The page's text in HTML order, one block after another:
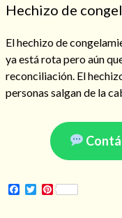
Amarres(145)
Cartomancia(117)
Cómo recuperar a mi ex
Endulzamiento(112)
Infidelidad(104)
Oraciones
(72)
Hechizo de
El hechizo de
ya está rota pero aún
reconciliación. El
personas salgan de la
Facebook
TwitterPinterest